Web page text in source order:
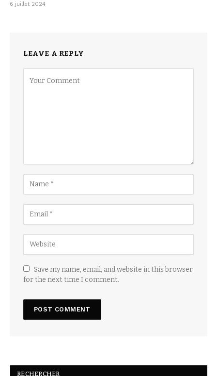
6 juillet 2024
LEAVE A REPLY
Save my name, email, and website in this browser
for the next time I comment.
RECHERCHER